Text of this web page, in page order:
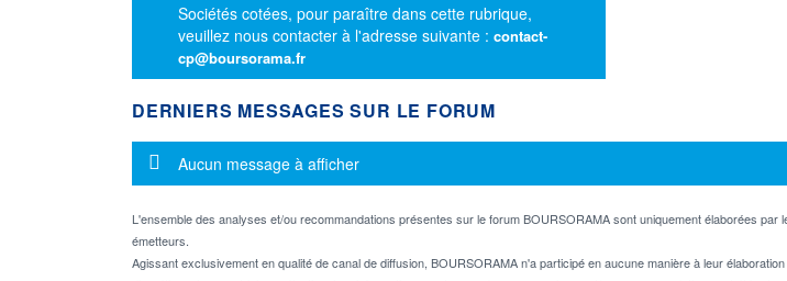
Sociétés cotées, pour paraître dans cette rubrique,
veuillez nous contacter à l'adresse suivante : contact-
cp@boursorama.fr
DERNIERS MESSAGES SUR LE FORUM
Message d'information
Aucun message à afficher
L'ensemble des analyses et/ou recommandations présentes sur le forum BOURSORAMA sont uniquement élaborées par
émetteurs.
Agissant exclusivement en qualité de canal de diffusion, BOURSORAMA n'a participé en aucune manière à leur